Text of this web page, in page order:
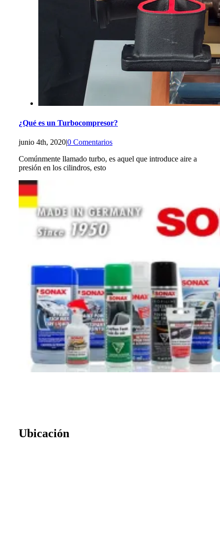
¿Qué es un Turbocompresor?
junio 4th, 2020|0 Comentarios
Comúnmente llamado turbo, es aquel que introduce aire a
presión en los cilindros, esto
Ubicación